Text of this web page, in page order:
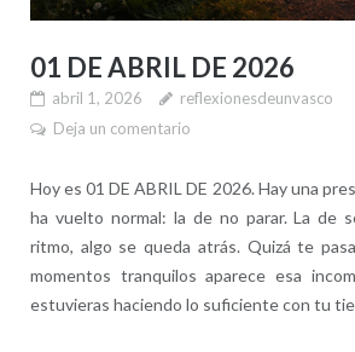
01 DE ABRIL DE 2026
abril 1, 2026
reflexionesdeunvasco
Deja un comentario
Hoy es 01 DE ABRIL DE 2026. Hay una
ha vuelto normal: la de no parar. La de
ritmo, algo se queda atrás. Quizá te
momentos tranquilos aparece esa
estuvieras haciendo lo suficiente con tu